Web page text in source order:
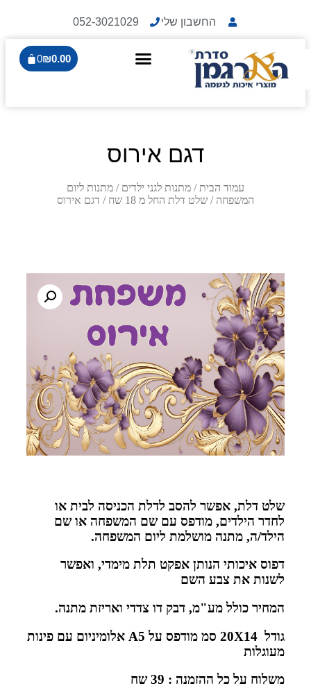
החשבון שלי 052-3021029
₪0.00
0
דגם אירוס
עמוד הבית / מתנות לגני ילדים / מתנות ליום
המשפחה / שלט דלת החל מ 18 שח / דגם אירוס
שלט דלת, אפשר להסב לדלת הכניסה לבית או
לחדר הילדים, מודפס עם שם המשפחה או שם
הילד/ה, מתנה מושלמת ליום המשפחה.
דפוס איכותי הנותן אפקט תלת מימדי, ואפשר
לשנות את צבע השם
המחיר כולל מע"מ, דבק דו צדדי ואריזת מתנה.
גודל 20X14 סמ מודפס על A5 אלומיניום עם פינות
מעוגלות
משלוח על כל ההזמנה : 39 שח